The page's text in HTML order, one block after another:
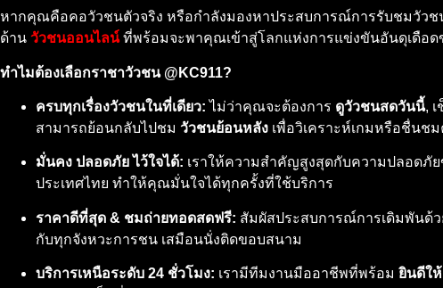
หากคุณคือคอวัวชนตัวจริง หรือกำลังมองหาประสบการณ์การรับชมวัวช
ด้าน วัวชนออนไลน์ที่พร้อมจะพาคุณเข้าสู่โลกแห่งการแข่งขันอันดุเดือด
ทำไมต้องเลือกราชาวัวชน @KC911?
ครบทุกเรื่องวัวชนในที่เดียว: ไม่ว่าคุณจะต้องการ ดูวัวชนสดวันนี้, เ
สามารถย้อนกลับไปชม วัวชนย้อนหลัง เพื่อวิเคราะห์เกมหรือชื่นช
มั่นคง ปลอดภัย ไว้ใจได้: เราให้ความสำคัญสูงสุดกับความปลอดภั
ประเทศไทย ทำให้คุณมั่นใจได้ทุกครั้งที่ใช้บริการ
ราคาดีที่สุด & ชมถ่ายทอดสดฟรี: สัมผัสประสบการณ์การเดิมพันด้ว
กับทุกจังหวะการชน เสมือนนั่งติดขอบสนาม
บริการเหนือระดับ 24 ชั่วโมง: เรามีทีมงานมืออาชีพที่พร้อม ยินดีใ